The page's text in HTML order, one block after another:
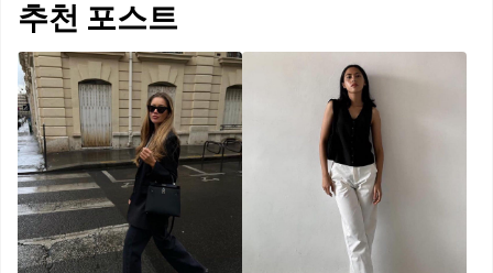
추천 포스트